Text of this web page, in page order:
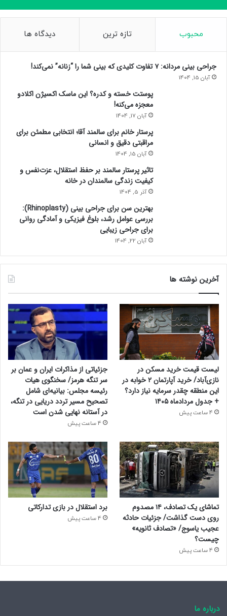
محبوب تازه ترین دیدگاه ها
جراحی بینی مردانه: ۷ تفاوت کلیدی که بینی شما را “زنانه” نمی‌کند!
آبان 15, 1404
پوستت خسته و کدره؟ این ماسک اکسیژن اکلادو
معجزه می‌کنه!
آبان 17, 1404
پرستار خانم برای سالمند آقا؛ انتخابی مطمئن برای
مراقبتی دقیق و انسانی
آبان 15, 1404
تاثیر پرستار سالمند بر حفظ استقلال، عزت‌نفس و
کیفیت زندگی سالمندان در خانه
آذر 5, 1404
بهترین سن برای جراحی بینی (Rhinoplasty):
بررسی عوامل رشد، بلوغ فیزیکی و آمادگی روانی
برای جراحی زیبایی
آبان 22, 1404
آخرین نوشته ها
لیست قیمت خرید مسکن در
نازی‌آباد/ خرید آپارتمان ۲ خوابه در
این منطقه چقدر سرمایه نیاز دارد؟
+ جدول مردادماه ۱۴۰۵
4 ساعت پیش
جزئیاتی از مذاکرات ایران و عمان بر
سر تنگه هرمز/ سخنگوی هیات
رئیسه مجلس: بیانیه‌ای شامل
تصحیح مسیر تردد دریایی در تنگه،
در آستانه نهایی شدن است
4 ساعت پیش
تماشای یک تصادف، ۱۴ مصدوم
روی دست گذاشت/ جزئیات حادثه
عجیب یاسوج/ «تصادف ثانویه»
چیست؟
4 ساعت پیش
برد استقلال در بازی تدارکاتی
4 ساعت پیش
درباره ما